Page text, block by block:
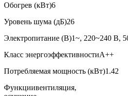
Обогрев (кВт)6
Уровень шума (дБ)26
Электропитание (В)1~, 220~240 В,
Класс энергоэффективностиA++
Потребляемая мощность (кВт)1.42
Функциивентиляция,